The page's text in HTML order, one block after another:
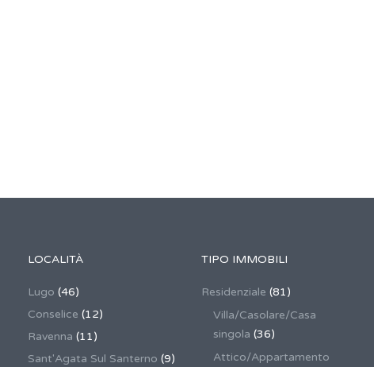
LOCALITÀ
Lugo (46)
Conselice (12)
Ravenna (11)
Sant'Agata Sul Santerno (9)
TIPO IMMOBILI
Residenziale (81)
Villa/Casolare/Casa
singola (36)
Attico/Appartamento